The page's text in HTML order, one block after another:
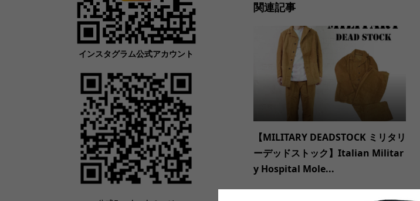
関連記事
【MILITARY DEADSTOCK ミリタリ
ーデッドストック】Italian Militar
y Hospital Mole...
インスタグラム公式アカウント